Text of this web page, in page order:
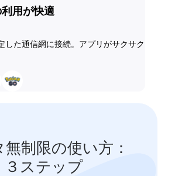
用が快適
した通信網に接続。アプリがサクサク
無制限の使い方：
３ステップ